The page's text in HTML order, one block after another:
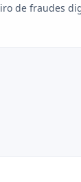
de fraudes